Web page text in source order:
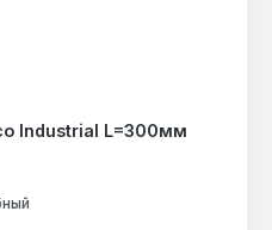
Industrial L=300мм